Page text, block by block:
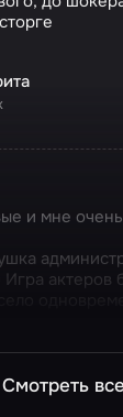
и мне
Игра актеров
Смотреть